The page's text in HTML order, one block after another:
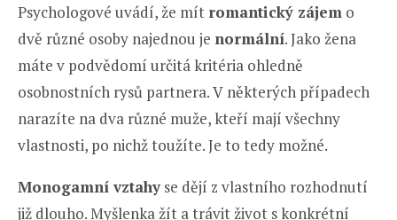
Psychologové uvádí, že mít romantický zájem o
dvě různé osoby najednou je normální. Jako žena
máte v podvědomí určitá kritéria ohledně
osobnostních rysů partnera. V některých případech
narazíte na dva různé muže, kteří mají všechny
vlastnosti, po nichž toužíte. Je to tedy možné.
Monogamní vztahyse dějí z vlastního rozhodnutí
již dlouho. Myšlenka žít a trávit život s konkrétní